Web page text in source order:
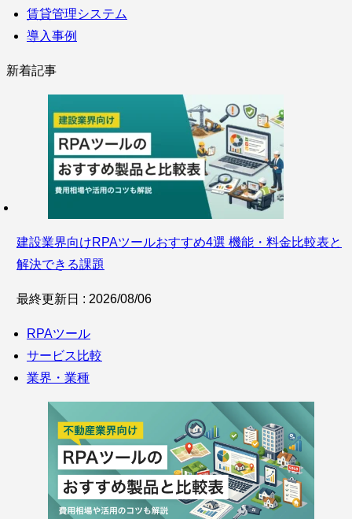
賃貸管理システム
導入事例
新着記事
建設業界向けRPAツールおすすめ4選 機能・料金比較表と
解決できる課題
最終更新日 : 2026/08/06
RPAツール
サービス比較
業界・業種